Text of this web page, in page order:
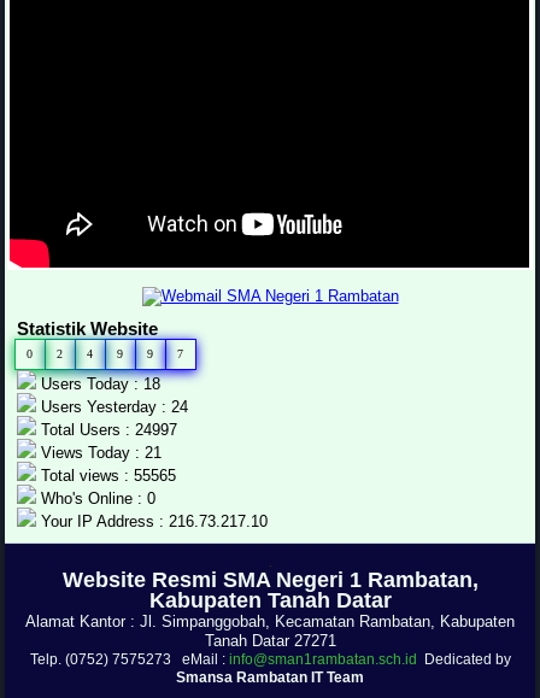
Statistik Website
0 2 4 9 9 7
Users Today : 18
Users Yesterday : 24
Total Users : 24997
Views Today : 21
Total views : 55565
Who's Online : 0
Your IP Address : 216.73.217.10
.
Website Resmi SMA Negeri 1 Rambatan,
Kabupaten Tanah Datar
Alamat Kantor : Jl. Simpanggobah, Kecamatan Rambatan, Kabupaten
Tanah Datar 27271
Telp. (0752) 7575273 eMail : info@sman1rambatan.sch.id
Dedicated by
Smansa Rambatan IT Team